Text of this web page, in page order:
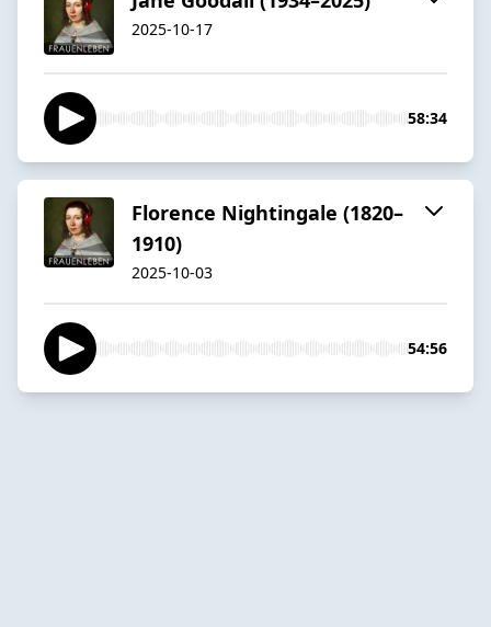
2025-10-17
58:34
Florence Nightingale (1820–
1910)
2025-10-03
54:56